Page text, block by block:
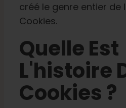
créé le genre entier de
Cookies.
Quelle Est
L'histoire
Cookies ?